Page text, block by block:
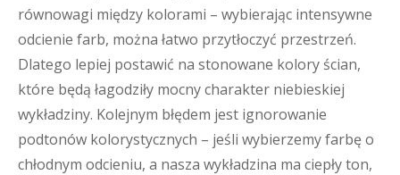
równowagi między kolorami – wybierając intensywne
odcienie farb, można łatwo przytłoczyć przestrzeń.
Dlatego lepiej postawić na stonowane kolory ścian,
które będą łagodziły mocny charakter niebieskiej
wykładziny. Kolejnym błędem jest ignorowanie
podtonów kolorystycznych – jeśli wybierzemy farbę o
chłodnym odcieniu, a nasza wykładzina ma ciepły ton,